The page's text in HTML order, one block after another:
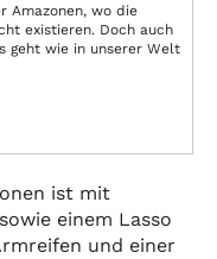
Amazonen, wo die
existieren. Doch auch
geht wie in unserer Welt
ist mit
einem Lasso
und einer